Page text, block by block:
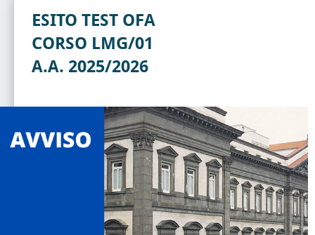
ESITO TEST OFA
CORSO LMG/01
A.A. 2025/2026